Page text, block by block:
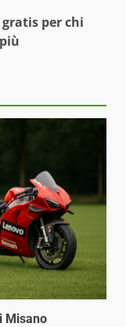
gratis per chi
Misano